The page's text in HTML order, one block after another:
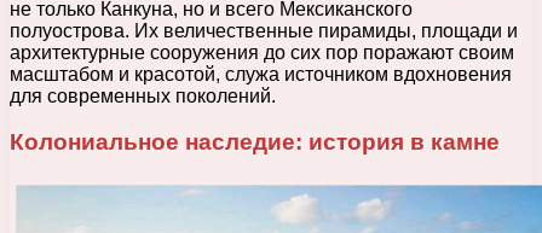
не только Канкуна, но и всего Мексиканского
полуострова. Их величественные пирамиды, площади и
архитектурные сооружения до сих пор поражают своим
масштабом и красотой, служа источником вдохновения
для современных поколений.
Колониальное наследие: история в камне